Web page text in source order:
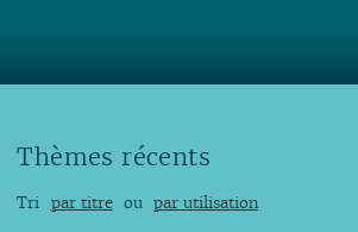
Thèmes récents
Tri par titre ou par utilisation